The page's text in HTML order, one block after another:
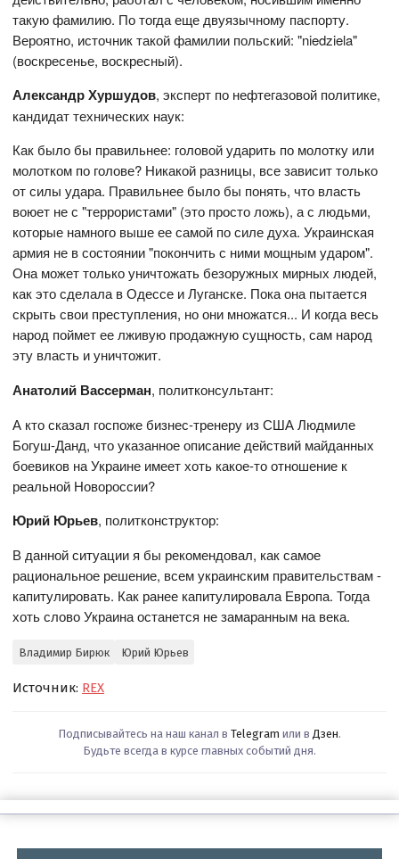
такую фамилию. По тогда еще двуязычному паспорту.
Вероятно, источник такой фамилии польский: "niedziela"
(воскресенье, воскресный).
Александр Хуршудов, эксперт по нефтегазовой политике,
кандидат технических наук:
Как было бы правильнее: головой ударить по молотку или
молотком по голове? Никакой разницы, все зависит только
от силы удара. Правильнее было бы понять, что власть
воюет не с "террористами" (это просто ложь), а с людьми,
которые намного выше ее самой по силе духа. Украинская
армия не в состоянии "покончить с ними мощным ударом".
Она может только уничтожать безоружных мирных людей,
как это сделала в Одессе и Луганске. Пока она пытается
скрыть свои преступления, но они множатся... И когда весь
народ поймет ее лживую продажную сущность, сам народ
эту власть и уничтожит.
Анатолий Вассерман, политконсультант:
А кто сказал госпоже бизнес-тренеру из США Людмиле
Богуш-Данд, что указанное описание действий майданных
боевиков на Украине имеет хоть какое-то отношение к
реальной Новороссии?
Юрий Юрьев, политконструктор:
В данной ситуации я бы рекомендовал, как самое
рациональное решение, всем украинским правительствам -
капитулировать. Как ранее капитулировала Европа. Тогда
хоть слово Украина останется не замаранным на века.
Владимир Бирюк Юрий Юрьев
Источник: REX
Подписывайтесь на наш канал в Telegram или в Дзен.
Будьте всегда в курсе главных событий дня.